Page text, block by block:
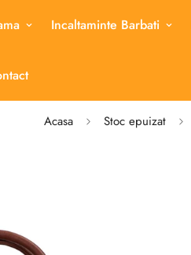
Incaltaminte Barbati
Acasa Stoc epuizat